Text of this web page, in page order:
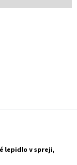
lepidlo v spreji,